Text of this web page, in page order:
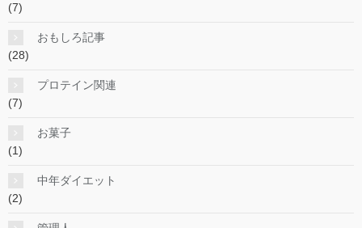
(7)
おもしろ記事
(28)
プロテイン関連
(7)
お菓子
(1)
中年ダイエット
(2)